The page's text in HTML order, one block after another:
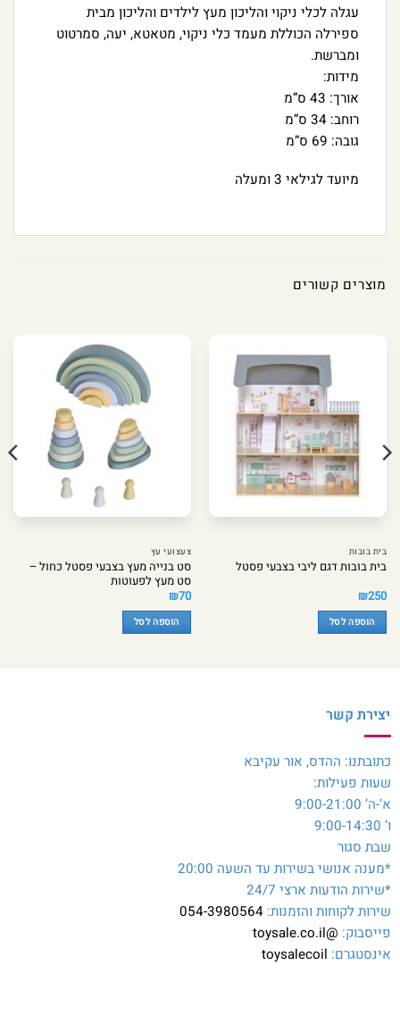
עגלה לכלי ניקוי והליכון מעץ לילדים והליכון מבית
ספירלה הכוללת מעמד כלי ניקוי, מטאטא, יעה, סמרטוט
ומברשת.
מידות:
אורך: 43 ס”מ
רוחב: 34 ס”מ
גובה: 69 ס”מ
מיועד לגילאי 3 ומעלה
מוצרים קשורים
בית בובות
בית בובות דגם ליבי בצבעי פסטל
₪250
הוספה לסל
צעצועי עץ
סט בנייה מעץ בצבעי פסטל כחול –
סט מעץ לפעוטות
₪70
הוספה לסל
יצירת קשר
כתובתנו: ההדס, אור עקיבא
שעות פעילות:
א’-ה’ 9:00-21:00
ו’ 9:00-14:30
שבת סגור
*מענה אנושי בשירות עד השעה 20:00
*שירות הודעות ארצי 24/7
שירות לקוחות והזמנות: 054-3980564
פייסבוק: @toysale.co.il
אינסטגרם: toysalecoil